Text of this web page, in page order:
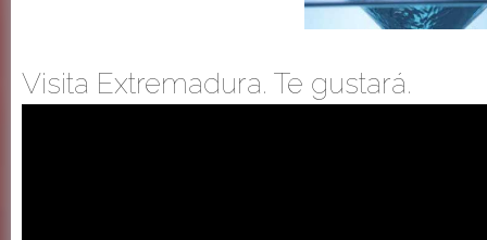
Visita Extremadura. Te gustará.